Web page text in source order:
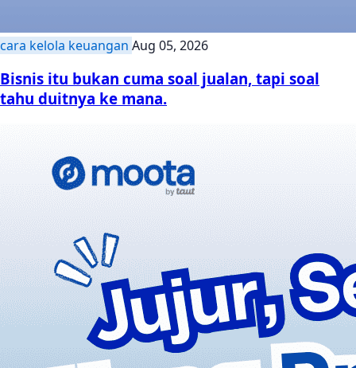
cara kelola keuangan Aug 05, 2026
Bisnis itu bukan cuma soal jualan, tapi soal
tahu duitnya ke mana.